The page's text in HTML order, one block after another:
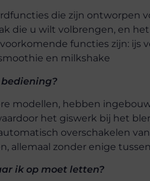
die zijn ontworpen
die u wilt volbrengen, en
functies zijn: ijs
en milkshake
modellen, hebben
het giswerk bij het
overschakelen
allemaal zonder enige
ik op moet letten?